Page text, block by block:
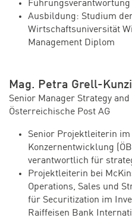
Ausbildung: Studium
Wirtschaftsuniversität
Management Diplom
Mag. Petra Grell-
Senior Manager Strategy
Österreichische Post AG
Senior Projektleiterin
Konzernentwicklung
verantwortlich für
Projektleiterin bei
Operations, Sales und
für Securitization im
Raiffeisen Bank